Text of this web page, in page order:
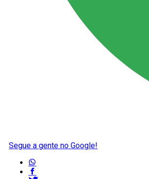
Segue a gente no Google!